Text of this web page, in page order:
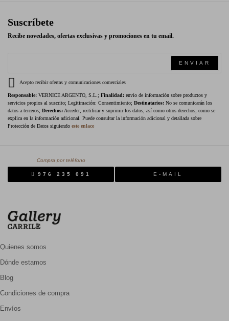
Suscríbete
Recibe novedades, ofertas exclusivas y promociones en tu email.
ENVIAR
Acepto recibir ofertas y comunicaciones comerciales
Responsable: VERNICE ARGENTO, S.L.; Finalidad: envío de información sobre productos y
servicios propios al suscrito; Legitimación: Consentimiento; Destinatarios: No se comunicarán los
datos a terceros; Derechos: Acceder, rectificar y suprimir los datos, así como otros derechos, como se
explica en la información adicional. Puede consultar la información adicional y detallada sobre
Protección de Datos siguiendo este enlace
Compra por teléfono
976 235 091 E-MAIL
Quienes somos
Dónde estamos
Blog
Condiciones de compra
Envíos